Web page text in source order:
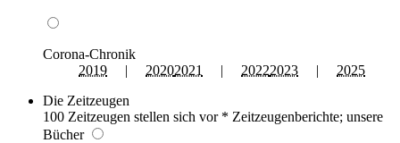
Corona-Chronik
2019 | 20202021 | 20222023 | 2025
Die Zeitzeugen
100 Zeitzeugen stellen sich vor * Zeitzeugenberichte; unsere
Bücher